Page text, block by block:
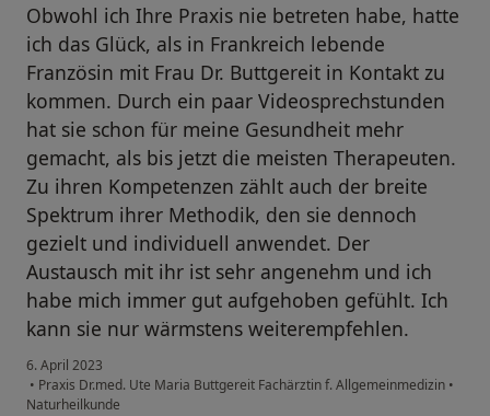
Obwohl ich Ihre Praxis nie betreten habe, hatte
ich das Glück, als in Frankreich lebende
Französin mit Frau Dr. Buttgereit in Kontakt zu
kommen. Durch ein paar Videosprechstunden
hat sie schon für meine Gesundheit mehr
gemacht, als bis jetzt die meisten Therapeuten.
Zu ihren Kompetenzen zählt auch der breite
Spektrum ihrer Methodik, den sie dennoch
gezielt und individuell anwendet. Der
Austausch mit ihr ist sehr angenehm und ich
habe mich immer gut aufgehoben gefühlt. Ich
kann sie nur wärmstens weiterempfehlen.
6. April 2023
• Praxis Dr.med. Ute Maria Buttgereit Fachärztin f. Allgemeinmedizin •
Naturheilkunde